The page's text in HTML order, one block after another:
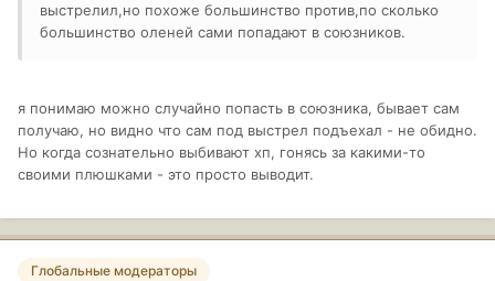
выстрелил,но похоже большинство против,по сколько
большинство оленей сами попадают в союзников.
я понимаю можно случайно попасть в союзника, бывает сам
получаю, но видно что сам под выстрел подъехал - не обидно.
Но когда сознательно выбивают хп, гонясь за какими-то
своими плюшками - это просто выводит.
Глобальные модераторы